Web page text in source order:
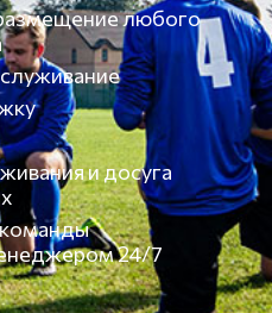
любого
и досуга
24/7